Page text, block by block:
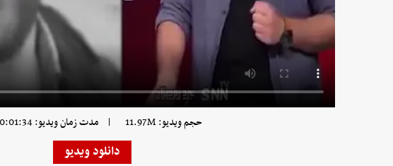
حجم ویدیو: 11.97M | مدت زمان ویدیو: 00:01:34
دانلود ویدیو